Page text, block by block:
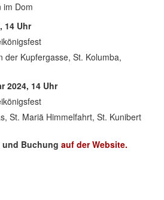
im Dom
14 Uhr
der Kupfergasse, St. Kolumba,
2024, 14 Uhr
St. Mariä Himmelfahrt, St. Kunibert
und Buchung auf der Website.